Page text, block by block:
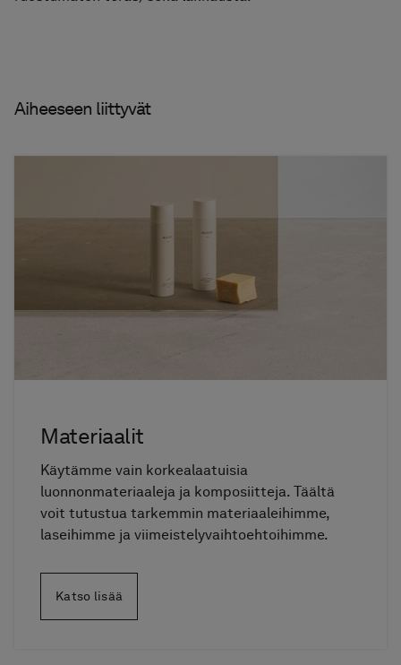
Aiheeseen liittyvät
Materiaalit
Käytämme vain korkealaatuisia
luonnonmateriaaleja ja komposiitteja. Täältä
voit tutustua tarkemmin materiaaleihimme,
laseihimme ja viimeistelyvaihtoehtoihimme.
Katso lisää